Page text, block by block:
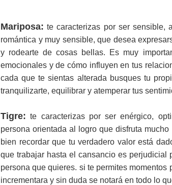
Mariposa: te caracterizas por ser sensible,
romántica y muy sensible, que desea
y rodearte de cosas bellas. Es muy
emocionales y de cómo influyen en tus
cada que te sientas alterada busques tu
tranquilizarte, equilibrar y atemperar tus
Tigre: te caracterizas por ser enérgico,
persona orientada al logro que disfruta
bien recordar que tu verdadero valor está
que trabajar hasta el cansancio es perjudicial
persona que quieres. si te permites
incrementara y sin duda se notará en todo lo